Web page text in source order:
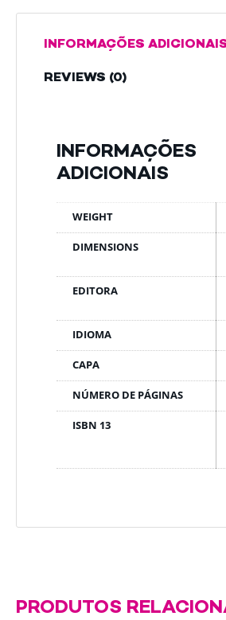
INFORMAÇÕES
REVIEWS (0)
INFORMAÇÕES
ADICIONAIS
WEIGHT
DIMENSIONS
EDITORA
IDIOMA
CAPA
NÚMERO DE PÁGINAS
ISBN 13
PRODUTOS